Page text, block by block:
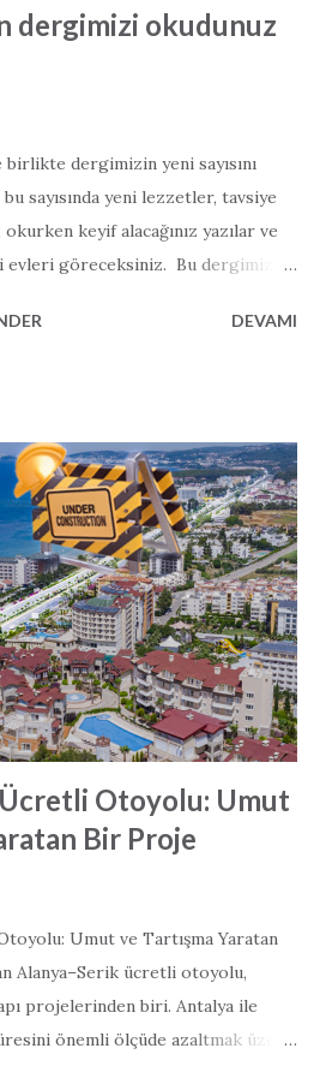
dergimizi okudunuz
birlikte dergimizin yeni sayısını
sayısında yeni lezzetler, tavsiye
keyif alacağınız yazılar ve
evleri göreceksiniz. Bu dergimiz
çok haberler barındırmakta.
DEVAMI
Otoyolu: Umut
Bir Proje
Umut ve Tartışma Yaratan
Alanya–Serik ücretli otoyolu,
projelerinden biri. Antalya ile
önemli ölçüde azaltmak üzere